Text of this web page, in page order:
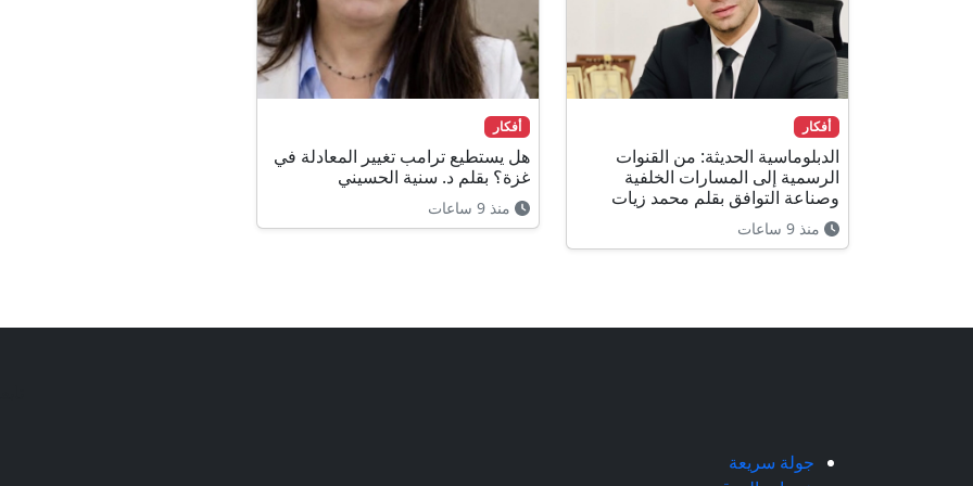
أفكار
الدبلوماسية الحديثة: من القنوات
الرسمية إلى المسارات الخلفية
وصناعة التوافق بقلم محمد زيات
منذ 9 ساعات
أفكار
هل يستطيع ترامب تغيير المعادلة في
غزة؟ بقلم د. سنية الحسيني
منذ 9 ساعات
جولة سريعة